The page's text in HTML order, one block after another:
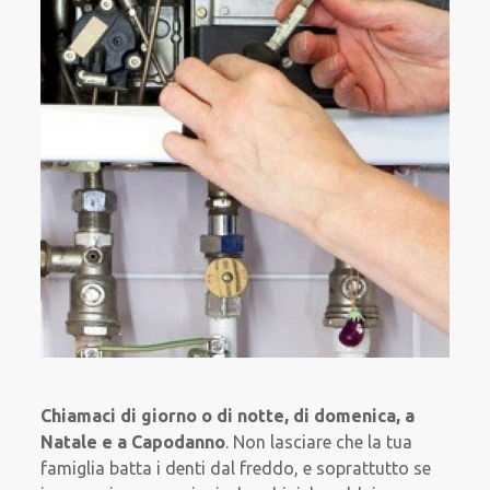
Chiamaci di giorno o di notte, di domenica, a
Natale e a Capodanno. Non lasciare che la tua
famiglia batta i denti dal freddo, e soprattutto se